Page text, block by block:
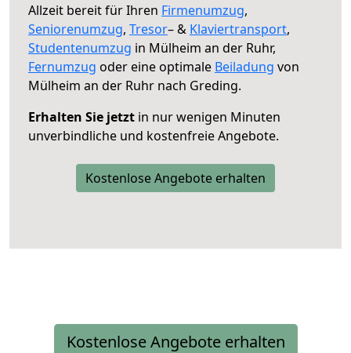
Allzeit bereit für Ihren Firmenumzug,
Seniorenumzug, Tresor– & Klaviertransport,
Studentenumzug in Mülheim an der Ruhr,
Fernumzug oder eine optimale Beiladung von
Mülheim an der Ruhr nach Greding.
Erhalten Sie jetzt in nur wenigen Minuten
unverbindliche und kostenfreie Angebote.
Kostenlose Angebote erhalten
Kostenlose Angebote erhalten